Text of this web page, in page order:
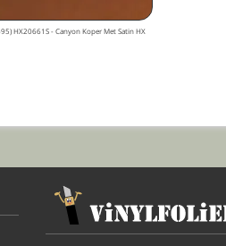
HX20661S - Canyon Koper Met Satin HX